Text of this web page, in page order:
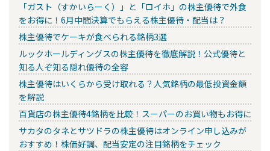
「ガスト（すかいらーく）」と「ロイホ」の株主優待で外食
をお得に！6月中間決算でもらえる株主優待・配当は？
株主優待でケーキが食べられる銘柄3選
ルックホールディングスの株主優待を徹底解説！公式優待と
知る人ぞ知る隠れ優待の全容
株主優待はいくらから受け取れる？人気銘柄の最低投資金額
を解説
百貨店の株主優待4銘柄を比較！スーパーのお買い物もお得に
サカタのタネとサツドラの株主優待はオンライン申し込みが
おすすめ！株価好調、配当安定の注目銘柄をチェック